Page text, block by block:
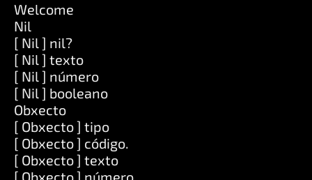
Welcome
Nil
[ Nil ] nil?
[ Nil ] texto
[ Nil ] número
[ Nil ] booleano
Obxecto
[ Obxecto ] tipo
[ Obxecto ] código.
[ Obxecto ] texto
[ Obxecto ] número